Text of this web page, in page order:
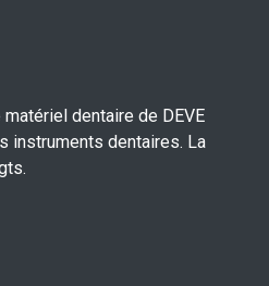
dentaire de DEVE
instruments dentaires. La